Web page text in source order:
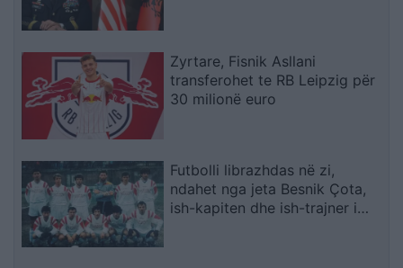
Zyrtare, Fisnik Asllani
transferohet te RB Leipzig për
30 milionë euro
Futbolli librazhdas në zi,
ndahet nga jeta Besnik Çota,
ish-kapiten dhe ish-trajner i